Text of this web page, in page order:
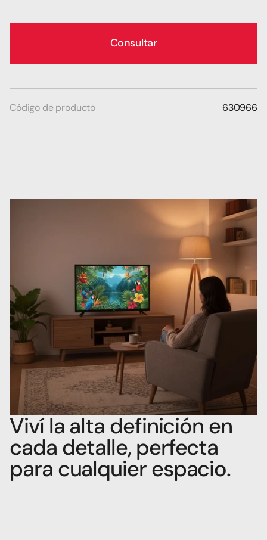
Consultar
Código de producto 630966
Viví la alta definición en
cada detalle, perfecta
para cualquier espacio.